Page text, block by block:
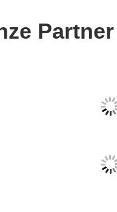
Partner